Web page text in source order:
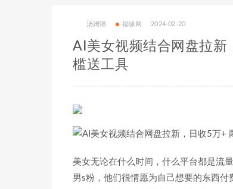
汤姆猫 福缘网 2024-02-20
AI美女视频结合网盘拉新
槛送工具
美女无论在什么时间，什么平台都是流
男s粉，他们很情愿为自己想要的东西